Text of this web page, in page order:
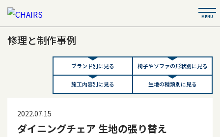
修理と制作事例
ブランド別に見る 椅子やソファの形状別に見る
施工内容別に見る 生地の種類別に見る
2022.07.15
ダイニングチェア 生地の張り替え